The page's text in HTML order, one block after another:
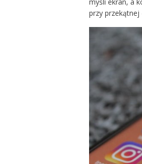
przy przekątnej